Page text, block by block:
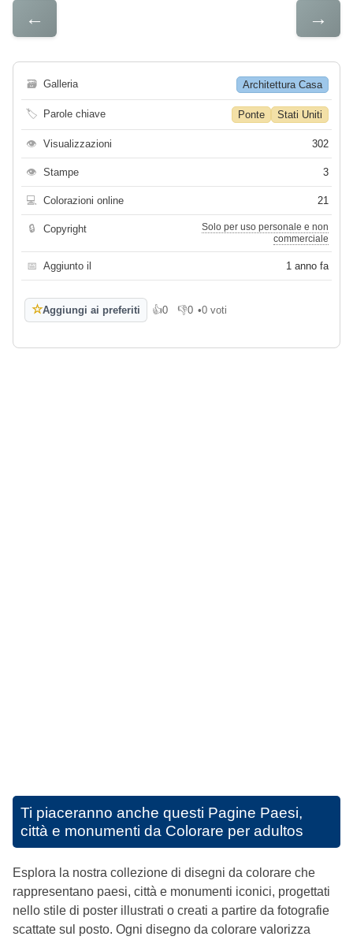
← →
🗃 Galleria Architettura Casa
🏷 Parole chiave Ponte Stati Uniti
👁 Visualizzazioni 302
👁 Stampe 3
💻 Colorazioni online 21
🔒 Copyright
Solo per uso personale e non
commerciale
📅 Aggiunto il 1 anno fa
☆Aggiungi ai preferiti 👍0
Mi piace
👎0
Non mi piace
•0 voti
Ti piaceranno anche questi Pagine Paesi,
città e monumenti da Colorare per adultos
Esplora la nostra collezione di disegni da colorare che
rappresentano paesi, città e monumenti iconici, progettati
nello stile di poster illustrati o creati a partire da fotografie
scattate sul posto. Ogni disegno da colorare valorizza